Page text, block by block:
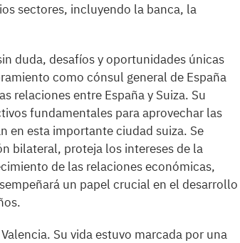
sectores, incluyendo la banca, la
duda, desafíos y oportunidades únicas
como cónsul general de España
relaciones entre España y Suiza. Su
fundamentales para aprovechar las
en esta importante ciudad suiza. Se
bilateral, proteja los intereses de la
de las relaciones económicas,
un papel crucial en el desarrollo
Su vida estuvo marcada por una